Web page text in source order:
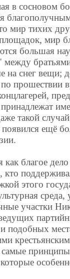
в сосновом
мир тихих
мир
большая
братьями
на снег вещи;
по
такой
ещё
благое
этого
участки
подобных